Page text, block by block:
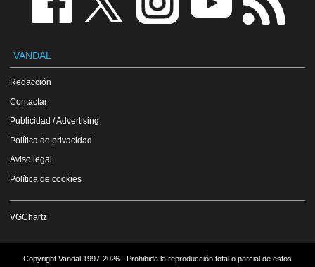
VANDAL
Redacción
Contactar
Publicidad / Advertising
Política de privacidad
Aviso legal
Política de cookies
VGChartz
Copyright Vandal 1997-2026 - Prohibida la reproducción total o parcial de estos